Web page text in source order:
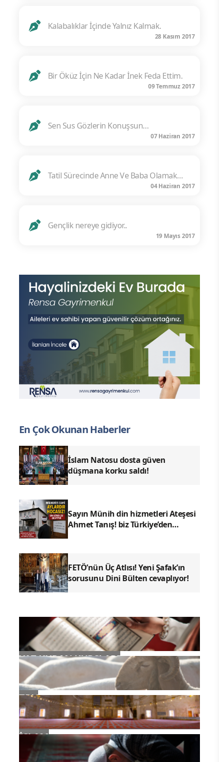
Kalabalıklar İçinde Yalnız Kalmak.
28 Kasım 2017
Bir Öküz İçin Ne Kadar İnek Feda Ettim.
09 Temmuz 2017
Sen Sus Gözlerin Konuşsun…
07 Haziran 2017
Tatil Sürecinde Anne Ve Baba Olamak…
04 Haziran 2017
Gençlik nereye gidiyor..
19 Mayıs 2017
En Çok Okunan Haberler
İslam Natosu dosta güven
düşmana korku saldı!
Sayın Münih din hizmetleri Ateşesi
Ahmet Tanış! biz Türkiye’den
FETÖ’nün Üç Atlısı! Yeni Şafak’ın
sorusunu Dini Bülten cevaplıyor!
YAZ KURAN KURSLARI
TDV
İSLAM